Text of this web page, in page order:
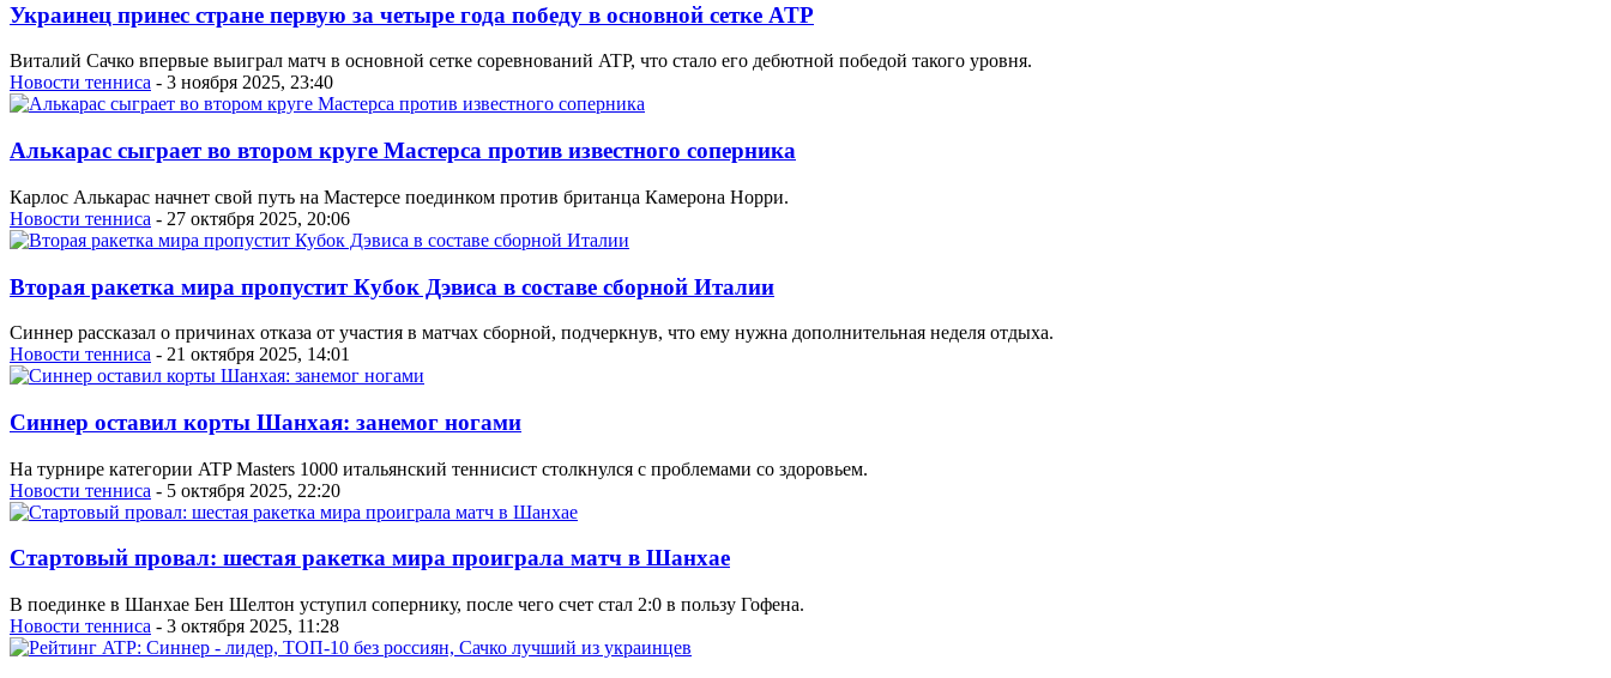
Украинец принес стране первую за четыре года победу в основной сетке ATP
Виталий Сачко впервые выиграл матч в основной сетке соревнований ATP, что стало его дебютной победой такого уровня.
Новости тенниса - 3 ноября 2025, 23:40
Алькарас сыграет во втором круге Мастерса против известного соперника
Карлос Алькарас начнет свой путь на Мастерсе поединком против британца Камерона Норри.
Новости тенниса - 27 октября 2025, 20:06
Вторая ракетка мира пропустит Кубок Дэвиса в составе сборной Италии
Синнер рассказал о причинах отказа от участия в матчах сборной, подчеркнув, что ему нужна дополнительная неделя отдыха.
Новости тенниса - 21 октября 2025, 14:01
Синнер оставил корты Шанхая: занемог ногами
На турнире категории ATP Masters 1000 итальянский теннисист столкнулся с проблемами со здоровьем.
Новости тенниса - 5 октября 2025, 22:20
Стартовый провал: шестая ракетка мира проиграла матч в Шанхае
В поединке в Шанхае Бен Шелтон уступил сопернику, после чего счет стал 2:0 в пользу Гофена.
Новости тенниса - 3 октября 2025, 11:28